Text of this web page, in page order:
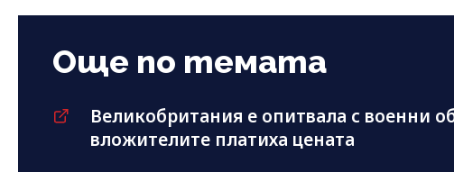
Още по темата
Великобритания е опитвала с военни
вложителите платиха цената